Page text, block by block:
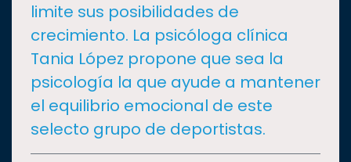
SALUD
SUSTENTABILIDAD
TEMAS
limite sus posibilidades de
crecimiento. La psicóloga clínica
Tania López propone que sea la
psicología la que ayude a mantener
el equilibrio emocional de este
selecto grupo de deportistas.